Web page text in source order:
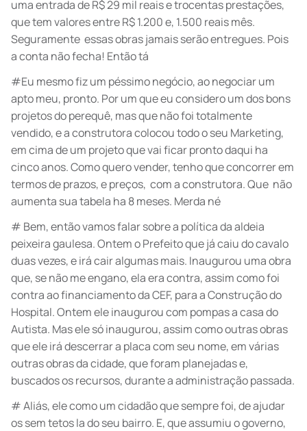
uma entrada de R$ 29 mil reais e trocentas prestações,
que tem valores entre R$ 1.200 e, 1.500 reais mês.
Seguramente essas obras jamais serão entregues. Pois
a conta não fecha! Então tá
#Eu mesmo fiz um péssimo negócio, ao negociar um
apto meu, pronto. Por um que eu considero um dos bons
projetos do perequê, mas que não foi totalmente
vendido, e a construtora colocou todo o seu Marketing,
em cima de um projeto que vai ficar pronto daqui ha
cinco anos. Como quero vender, tenho que concorrer em
termos de prazos, e preços, com a construtora. Que não
aumenta sua tabela ha 8 meses. Merda né
# Bem, então vamos falar sobre a política da aldeia
peixeira gaulesa. Ontem o Prefeito que já caiu do cavalo
duas vezes, e irá cair algumas mais. Inaugurou uma obra
que, se não me engano, ela era contra, assim como foi
contra ao financiamento da CEF, para a Construção do
Hospital. Ontem ele inaugurou com pompas a casa do
Autista. Mas ele só inaugurou, assim como outras obras
que ele irá descerrar a placa com seu nome, em várias
outras obras da cidade, que foram planejadas e,
buscados os recursos, durante a administração passada.
# Aliás, ele como um cidadão que sempre foi, de ajudar
os sem tetos la do seu bairro. E, que assumiu o governo,